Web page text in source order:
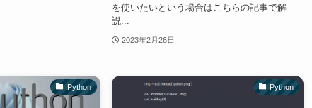
を使いたいという場合はこちらの記事で解
説...
2023年2月26日
Python Python